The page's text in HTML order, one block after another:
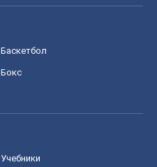
Баскетбол
Бокс
Учебники